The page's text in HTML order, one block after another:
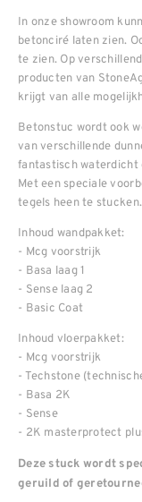
In onze showroom
betonciré laten zien.
te zien. Op
producten van
krijgt van alle
Betonstuc wordt ook
van verschillende
fantastisch waterdicht
Met een speciale
tegels heen te stucken.
Inhoud wandpakket:
- Mcg voorstrijk
- Basa laag 1
- Sense laag 2
- Basic Coat
Inhoud vloerpakket:
- Mcg voorstrijk
- Techstone
- Basa 2K
- Sense
- 2K masterprotect
Deze stuck wordt
geruild of